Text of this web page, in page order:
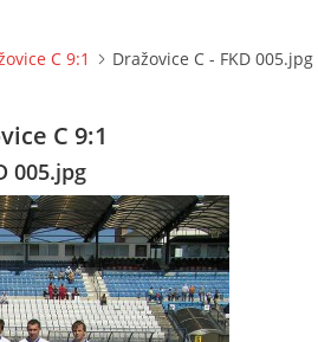
C 9:1 Dražovice C - FKD 005.jpg
C 9:1
005.jpg